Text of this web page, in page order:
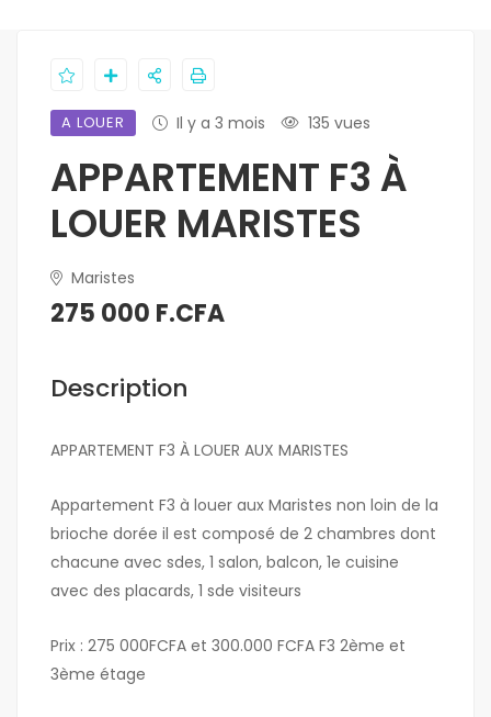
A LOUER Il y a 3 mois 135 vues
APPARTEMENT F3 À
LOUER MARISTES
Maristes
275 000 F.CFA
Description
APPARTEMENT F3 À LOUER AUX MARISTES
Appartement F3 à louer aux Maristes non loin de la
brioche dorée il est composé de 2 chambres dont
chacune avec sdes, 1 salon, balcon, 1e cuisine
avec des placards, 1 sde visiteurs
Prix : 275 000FCFA et 300.000 FCFA F3 2ème et
3ème étage